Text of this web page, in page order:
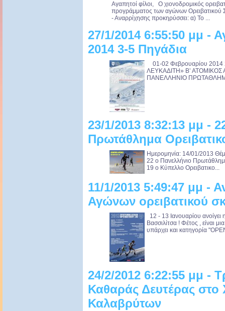
Αγαπητοί φίλοι, Ο χιονοδρομικός
προγράμματος των αγώνων Ορειβατικού
- Αναρρίχησης προκηρύσσει: α) Το ...
27/1/2014 6:55:50 μμ -
2014 3-5 Πηγάδια
01-02 Φεβρουαρίου
ΛΕΥΚΑΔΙΤΗ» Β’
ΠΑΝΕΛΛΗΝΙΟ
23/1/2013 8:32:13 μμ -
Πρωτάθλημα
Ημερομηνία: 14/01/2013
22 ο Πανελλήνιο
19 ο Κύπελλο Ορειβατικο...
11/1/2013 5:49:47 μμ -
Αγώνων ορειβατικού
12 - 13 Ιανουαρίου
Βασσιλίτσα ! Φέτος , είναι
υπάρχει και κατηγορία
24/2/2012 6:22:55 μμ -
Καθαράς Δευτέρας στο
Καλαβρύτων